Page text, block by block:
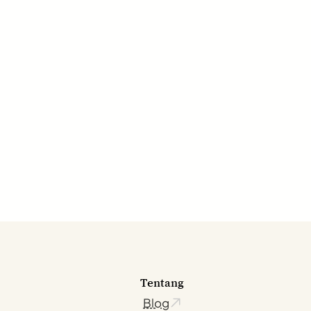
Tentang
Blog